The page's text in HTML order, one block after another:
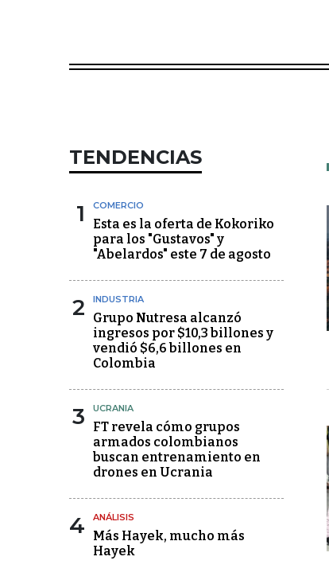
TENDENCIAS
1 COMERCIO
Esta es la oferta de Kokoriko
para los "Gustavos" y
"Abelardos" este 7 de agosto
2 INDUSTRIA
Grupo Nutresa alcanzó
ingresos por $10,3 billones y
vendió $6,6 billones en
Colombia
3 UCRANIA
FT revela cómo grupos
armados colombianos
buscan entrenamiento en
drones en Ucrania
4 ANÁLISIS
Más Hayek, mucho más
Hayek